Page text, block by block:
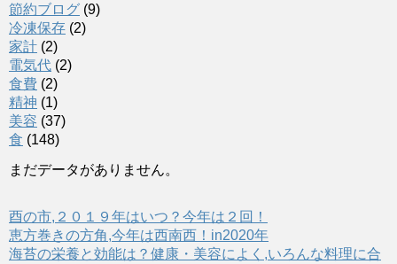
節約ブログ (9)
冷凍保存 (2)
家計 (2)
電気代 (2)
食費 (2)
精神 (1)
美容 (37)
食 (148)
まだデータがありません。
酉の市,２０１９年はいつ？今年は２回！
恵方巻きの方角,今年は西南西！in2020年
海苔の栄養と効能は？健康・美容によく,いろんな料理に合